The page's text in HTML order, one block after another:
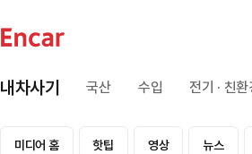
내차사기 국산 수입 전기 · 친환
미디어 홈 핫팁 영상 뉴스